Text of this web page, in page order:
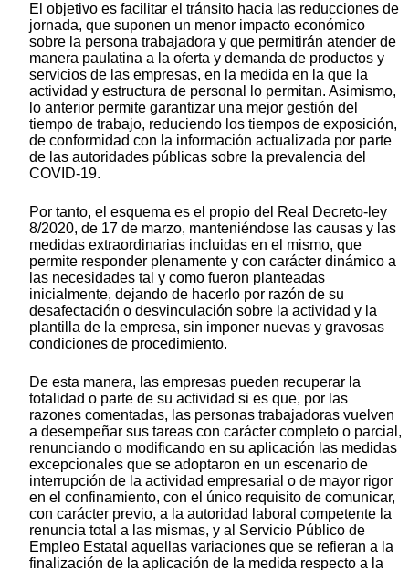
El objetivo es facilitar el tránsito hacia las reducciones de
jornada, que suponen un menor impacto económico
sobre la persona trabajadora y que permitirán atender de
manera paulatina a la oferta y demanda de productos y
servicios de las empresas, en la medida en la que la
actividad y estructura de personal lo permitan. Asimismo,
lo anterior permite garantizar una mejor gestión del
tiempo de trabajo, reduciendo los tiempos de exposición,
de conformidad con la información actualizada por parte
de las autoridades públicas sobre la prevalencia del
COVID-19.
Por tanto, el esquema es el propio del Real Decreto-ley
8/2020, de 17 de marzo, manteniéndose las causas y las
medidas extraordinarias incluidas en el mismo, que
permite responder plenamente y con carácter dinámico a
las necesidades tal y como fueron planteadas
inicialmente, dejando de hacerlo por razón de su
desafectación o desvinculación sobre la actividad y la
plantilla de la empresa, sin imponer nuevas y gravosas
condiciones de procedimiento.
De esta manera, las empresas pueden recuperar la
totalidad o parte de su actividad si es que, por las
razones comentadas, las personas trabajadoras vuelven
a desempeñar sus tareas con carácter completo o parcial,
renunciando o modificando en su aplicación las medidas
excepcionales que se adoptaron en un escenario de
interrupción de la actividad empresarial o de mayor rigor
en el confinamiento, con el único requisito de comunicar,
con carácter previo, a la autoridad laboral competente la
renuncia total a las mismas, y al Servicio Público de
Empleo Estatal aquellas variaciones que se refieran a la
finalización de la aplicación de la medida respecto a la